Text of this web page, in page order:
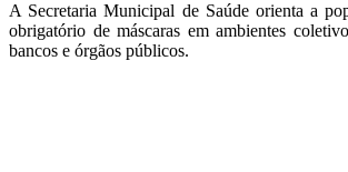
A Secretaria Municipal de Saúde orienta a
obrigatório de máscaras em ambientes
bancos e órgãos públicos.